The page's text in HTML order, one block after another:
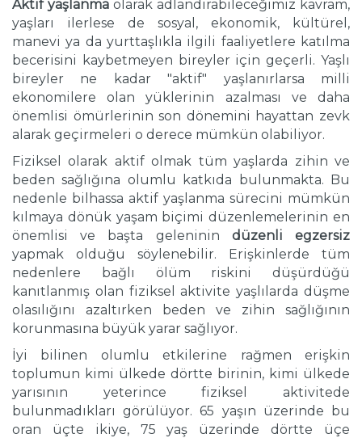
Aktif yaşlanma olarak adlandırabileceğimiz kavram,
yaşları ilerlese de sosyal, ekonomik, kültürel,
manevi ya da yurttaşlıkla ilgili faaliyetlere katılma
becerisini kaybetmeyen bireyler için geçerli. Yaşlı
bireyler ne kadar "aktif" yaşlanırlarsa milli
ekonomilere olan yüklerinin azalması ve daha
önemlisi ömürlerinin son dönemini hayattan zevk
alarak geçirmeleri o derece mümkün olabiliyor.
Fiziksel olarak aktif olmak tüm yaşlarda zihin ve
beden sağlığına olumlu katkıda bulunmakta. Bu
nedenle bilhassa aktif yaşlanma sürecini mümkün
kılmaya dönük yaşam biçimi düzenlemelerinin en
önemlisi ve başta geleninin düzenli egzersiz
yapmak olduğu söylenebilir. Erişkinlerde tüm
nedenlere bağlı ölüm riskini düşürdüğü
kanıtlanmış olan fiziksel aktivite yaşlılarda düşme
olasılığını azaltırken beden ve zihin sağlığının
korunmasına büyük yarar sağlıyor.
İyi bilinen olumlu etkilerine rağmen erişkin
toplumun kimi ülkede dörtte birinin, kimi ülkede
yarısının yeterince fiziksel aktivitede
bulunmadıkları görülüyor. 65 yaşın üzerinde bu
oran üçte ikiye, 75 yaş üzerinde dörtte üçe